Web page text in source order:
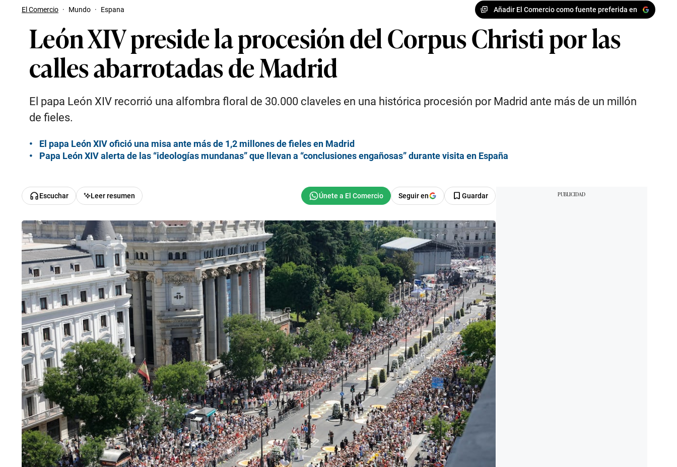
El Comercio · Mundo · Espana Añadir El Comercio como fuente preferida en
León XIV preside la procesión del Corpus Christi por las
calles abarrotadas de Madrid
El papa León XIV recorrió una alfombra floral de 30.000 claveles en una histórica procesión por Madrid ante más de un millón
de fieles.
El papa León XIV ofició una misa ante más de 1,2 millones de fieles en Madrid
Papa León XIV alerta de las “ideologías mundanas” que llevan a “conclusiones engañosas” durante visita en España
Escuchar Leer resumen Seguir en Guardar